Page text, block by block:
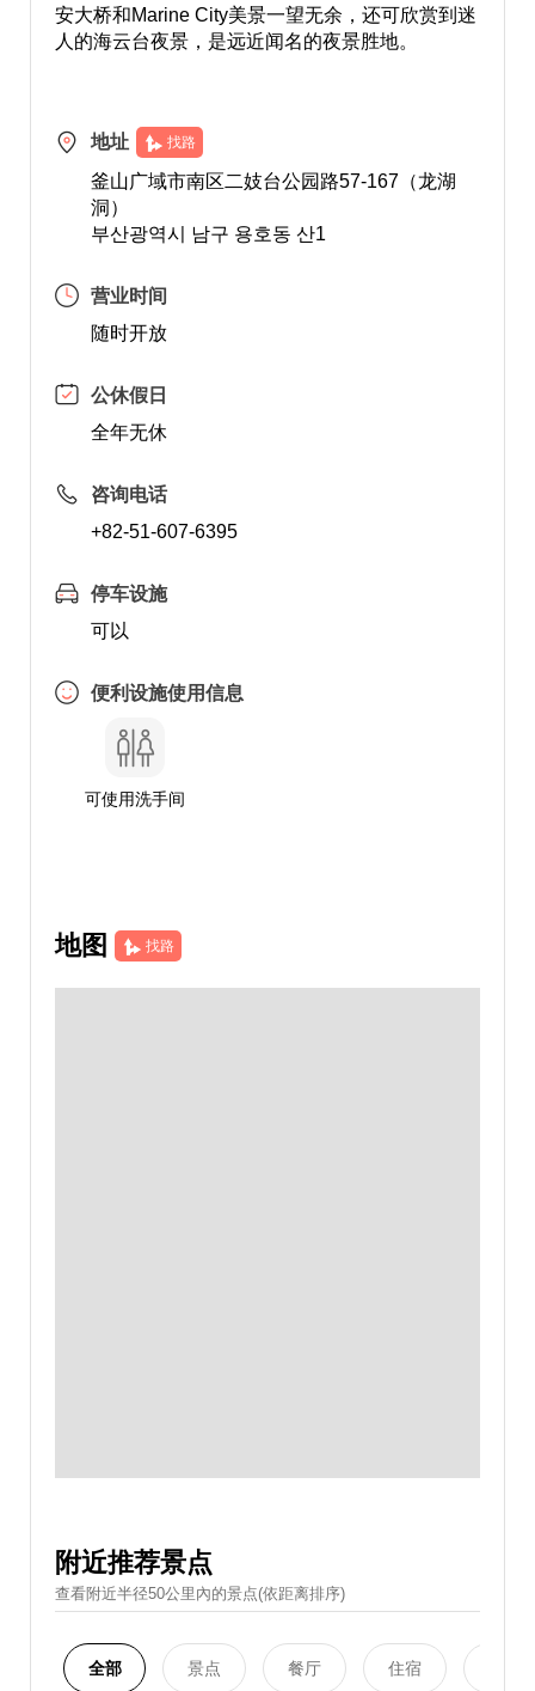
安大桥和Marine City美景一望无余，还可欣赏到迷
人的海云台夜景，是远近闻名的夜景胜地。
地址 找路
釜山广域市南区二妓台公园路57-167（龙湖
洞）
부산광역시 남구 용호동 산1
营业时间
随时开放
公休假日
全年无休
咨询电话
+82-51-607-6395
停车设施
可以
便利设施使用信息
可使用洗手间
地图 找路
附近推荐景点
查看附近半径50公里內的景点(依距离排序)
全部 景点 餐厅 住宿